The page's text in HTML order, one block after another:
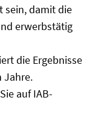
sein, damit die
erwerbstätig
die Ergebnisse
Jahre.
auf IAB-